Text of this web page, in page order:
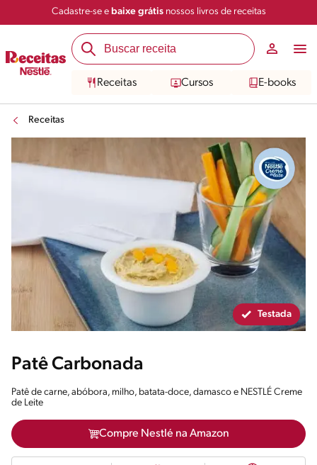
Cadastre-se e baixe grátisnossos livros de receitas
Receitas Cursos E-books
Receitas
Salvar Compartilhar
Testada
Patê Carbonada
Patê de carne, abóbora, milho, batata-doce, damasco e NESTLÉ Creme
de Leite
Compre Nestlé na Amazon